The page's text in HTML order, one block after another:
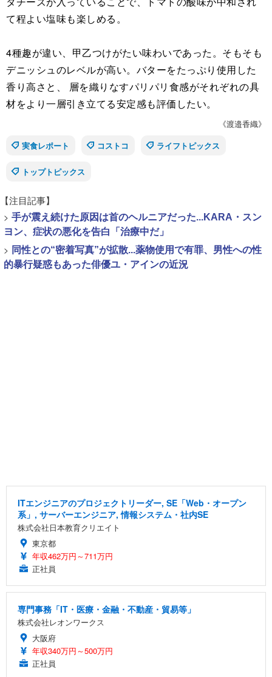
て程よい塩味も楽しめる。
4種趣が違い、甲乙つけがたい味わいであった。そもそも
デニッシュのレベルが高い。バターをたっぷり使用した
香り高さと、 層を織りなすパリパリ食感がそれぞれの具
材をより一層引き立てる安定感も評価したい。
《渡邉香織》
実食レポート
コストコ ライフトピックス
トップトピックス
【注目記事】
> 手が震え続けた原因は首のヘルニアだった...KARA・スン
ヨン、症状の悪化を告白「治療中だ」
> 同性との“密着写真”が拡散...薬物使用で有罪、男性への性
的暴行疑惑もあった俳優ユ・アインの近況
ITエンジニアのプロジェクトリーダー, SE「Web・オープン
系」, サーバーエンジニア, 情報システム・社内SE
株式会社日本教育クリエイト
東京都
年収462万円～711万円
正社員
専門事務「IT・医療・金融・不動産・貿易等」
株式会社レオンワークス
大阪府
年収340万円～500万円
正社員